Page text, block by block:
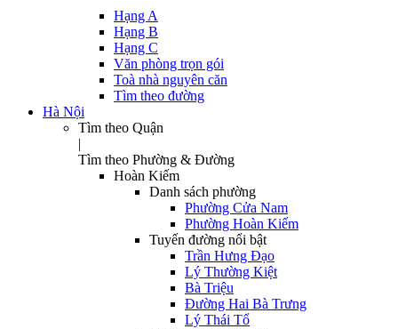
Hạng A
Hạng B
Hạng C
Văn phòng trọn gói
Toà nhà nguyên căn
Tìm theo đường
Hà Nội
Tìm theo Quận
|
Tìm theo Phường & Đường
Hoàn Kiếm
Danh sách phường
Phường Cửa Nam
Phường Hoàn Kiếm
Tuyến đường nổi bật
Trần Hưng Đạo
Lý Thường Kiệt
Bà Triệu
Đường Hai Bà Trưng
Lý Thái Tổ